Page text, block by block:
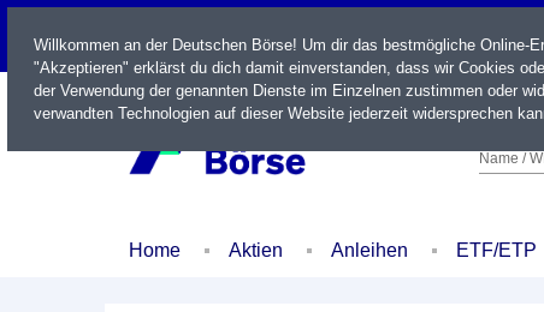
LIVE
Name /
Home Aktien Anleihen ETF/ETP
Willkommen an der Deutschen Börse! Um dir das bestmögliche
"Akzeptieren" erklärst du dich damit einverstanden, dass wir Cookies
der Verwendung der genannten Dienste im Einzelnen zustimmen oder
verwandten Technologien auf dieser Website jederzeit widersprechen